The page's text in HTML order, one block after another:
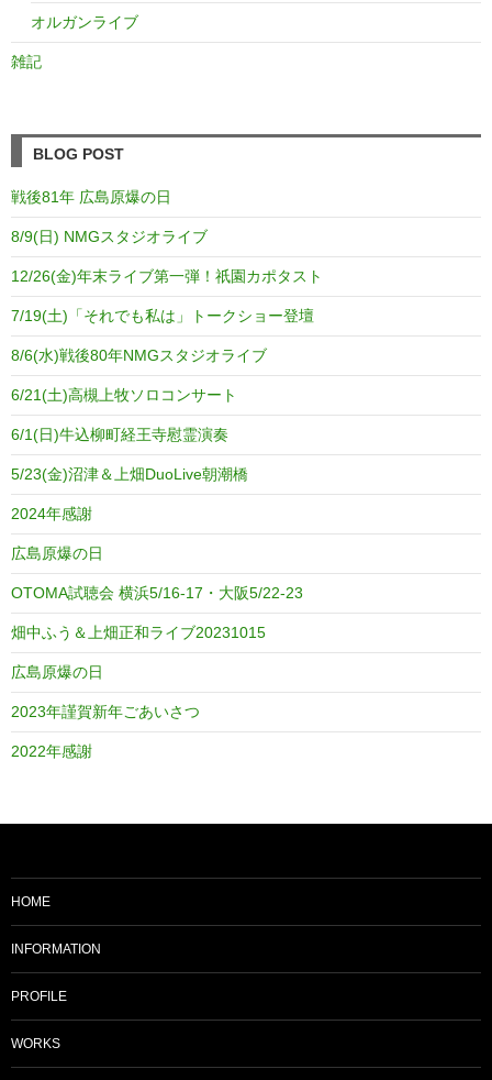
オルガンライブ
雑記
BLOG POST
戦後81年 広島原爆の日
8/9(日) NMGスタジオライブ
12/26(金)年末ライブ第一弾！祇園カポタスト
7/19(土)「それでも私は」トークショー登壇
8/6(水)戦後80年NMGスタジオライブ
6/21(土)高槻上牧ソロコンサート
6/1(日)牛込柳町経王寺慰霊演奏
5/23(金)沼津＆上畑DuoLive朝潮橋
2024年感謝
広島原爆の日
OTOMA試聴会 横浜5/16-17・大阪5/22-23
畑中ふう＆上畑正和ライブ20231015
広島原爆の日
2023年謹賀新年ごあいさつ
2022年感謝
HOME
INFORMATION
PROFILE
WORKS